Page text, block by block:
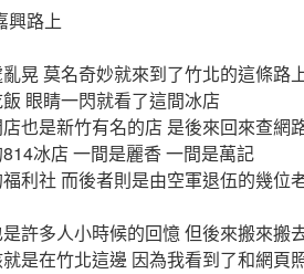
興路上
晃 莫名奇妙就來到了竹北的這條路
眼睛一閃就看了這間冰店
也是新竹有名的店 是後來回來查網
冰店 一間是麗香 一間是萬記
利社 而後者則是由空軍退伍的幾位
許多人小時候的回憶 但後來搬來搬
是在竹北這邊 因為我看到了和網頁